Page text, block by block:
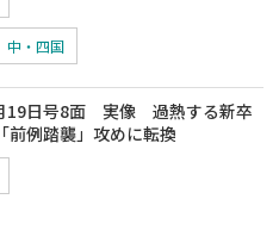
中・四国
19日号8面 実像 過熱する新卒
前例踏襲」攻めに転換